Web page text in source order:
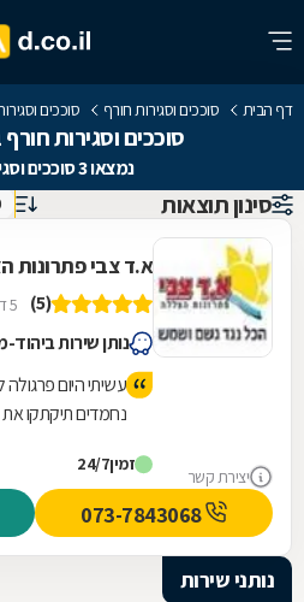
דף הבית סוככים וסגירות חורף סוככים
סוככים וסגירות חורף
נמצאו 3 סוככים וסגירות חורף
סינון תוצאות
יצירת קשר
א.ד צבי פתרונות
(5) 5 דירוגים
נותן שירות ביהוד-
הכל נקי ומסודר
זמין24/7
073-7843068
נותני שירות